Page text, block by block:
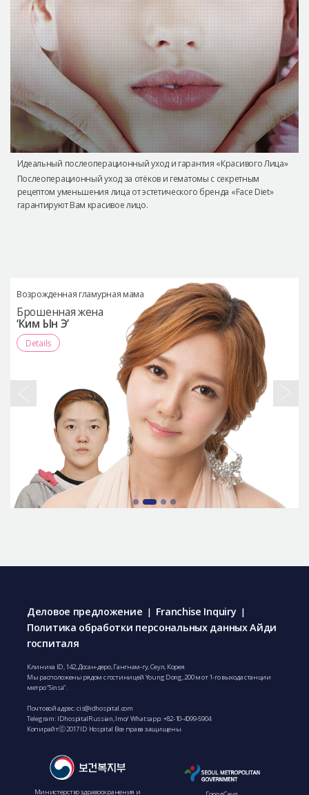
Идеальный послеоперационный уход и гарантия «Красивого Лица»
Послеоперационный уход за отёков и гематомы с секретным
рецептом уменьшения лица от эстетического бренда «Face Diet»
гарантируют Вам красивое лицо.
Возрожденная гламурная мама
Брошенная жена
‘Ким Ын Э’
Details
Деловое предложение | Franchise Inquiry |
Политика обработки персональных данных Айди
госпиталя
Клиника ID, 142, Досан-деро, Гангнам-гу, Сеул, Корея
Мы расположены рядом с гостиницей Young Dong, 200 м от 1-го выхода станции
метро “Sinsa”.
Почтовой адрес:cis@idhospital.com
Telegram: IDhospitalRussian, Imo/ Whatsapp: +82-10-4099-5904
Копирайтⓒ 2017 ID Hospital Все права защищены.
Министерство здравоохранения и